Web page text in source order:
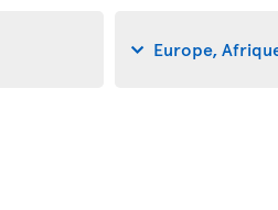
Europe,